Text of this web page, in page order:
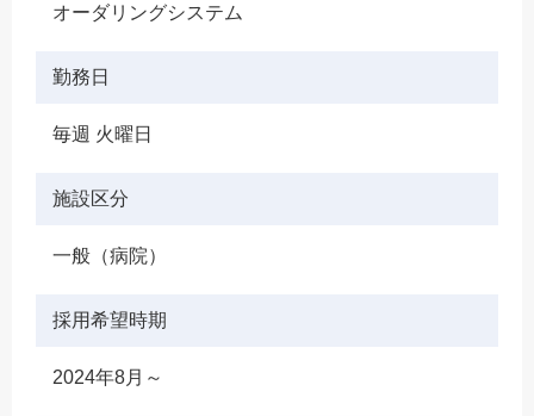
オーダリングシステム
勤務日
毎週 火曜日
施設区分
一般（病院）
採用希望時期
2024年8月～